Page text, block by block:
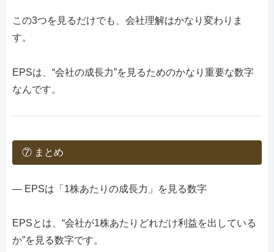
この3つを見るだけでも、会社理解はかなり変わりま
す。
EPSは、“会社の成長力”を見るためのかなり重要な数字
なんです。
⑦ まとめ
― EPSは「1株あたりの成長力」を見る数字
EPSとは、“会社が1株あたりどれだけ利益を出している
か”を見る数字です。